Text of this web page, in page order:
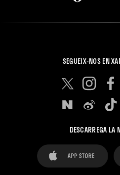
SEGUEIX-NOS EN
DESCARREGA LA